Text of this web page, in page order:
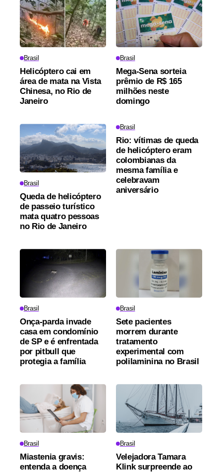
Brasil
Helicóptero cai em
área de mata na Vista
Chinesa, no Rio de
Janeiro
Brasil
Mega-Sena sorteia
prêmio de R$ 165
milhões neste
domingo
Brasil
Queda de helicóptero
de passeio turístico
mata quatro pessoas
no Rio de Janeiro
Brasil
Rio: vítimas de queda
de helicóptero eram
colombianas da
mesma família e
celebravam
aniversário
Brasil
Onça-parda invade
casa em condomínio
de SP e é enfrentada
por pitbull que
protegia a família
Brasil
Sete pacientes
morrem durante
tratamento
experimental com
polilaminina no Brasil
Brasil
Miastenia gravis:
entenda a doença
Brasil
Velejadora Tamara
Klink surpreende ao